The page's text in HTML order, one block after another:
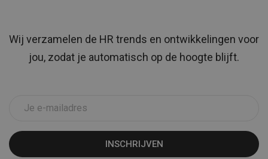
Wij verzamelen de HR trends en ontwikkelingen voor
jou, zodat je automatisch op de hoogte blijft.